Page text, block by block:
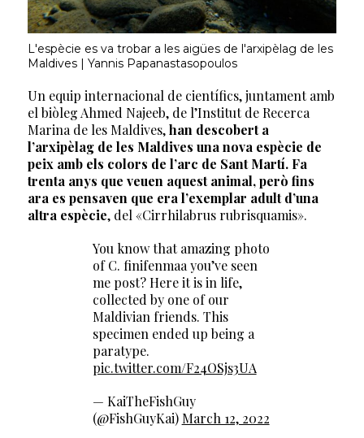
L'espècie es va trobar a les aigües de l'arxipèlag de les
Maldives | Yannis Papanastasopoulos
Un equip internacional de científics, juntament amb
el biòleg Ahmed Najeeb, de l’Institut de Recerca
Marina de les Maldives,han descobert a
l’arxipèlag de les Maldives una nova espècie de
peix amb els colors de l’arc de Sant Martí. Fa
trenta anys que veuen aquest animal, però fins
ara es pensaven que era l’exemplar adult d’una
altra espècie, del «Cirrhilabrus rubrisquamis».
You know that amazing photo
of C. finifenmaa you’ve seen
me post? Here it is in life,
collected by one of our
Maldivian friends. This
specimen ended up being a
paratype.
pic.twitter.com/F24OSjs3UA
— KaiTheFishGuy
(@FishGuyKai) March 12, 2022